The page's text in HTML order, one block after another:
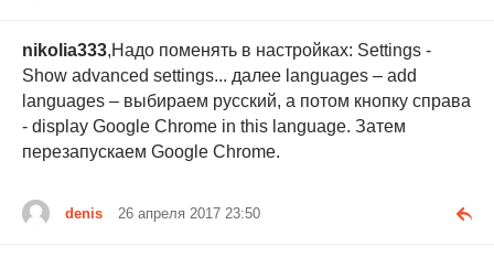
nikolia333,Надо поменять в настройках: Settings -
Show advanced settings... далее languages – add
languages – выбираем русский, а потом кнопку справа
- display Google Chrome in this language. Затем
перезапускаем Google Chrome.
denis 26 апреля 2017 23:50